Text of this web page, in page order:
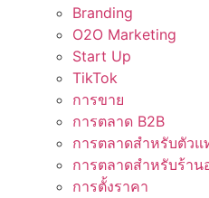
Branding
O2O Marketing
Start Up
TikTok
การขาย
การตลาด B2B
การตลาดสำหรับตัว
การตลาดสำหรับร้าน
การตั้งราคา